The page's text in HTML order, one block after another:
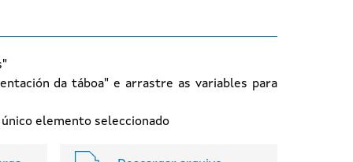
da táboa" e arrastre as variables para
elemento seleccionado